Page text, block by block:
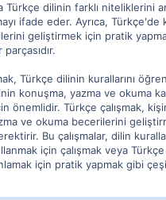
Türkçe dilinin farklı niteliklerini
ifade eder. Ayrıca, Türkçe'de
geliştirmek için pratik
parçasıdır.
Türkçe dilinin kurallarını
konuşma, yazma ve okuma
önemlidir. Türkçe çalışmak,
ve okuma becerilerini
Bu çalışmalar, dilin
için çalışmak veya
için pratik yapmak gibi